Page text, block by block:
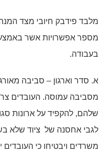
מלבד פידבק חיובי מצד
מספר אפשרויות אשר
בעבודה.
א. סדר וארגון – סביבה
מסביבה עמוסה. העובדים
שלהם, להקפיד על ארונות
לגבי אחסנה של ציוד שלא
משרדים ויבטיחו כי